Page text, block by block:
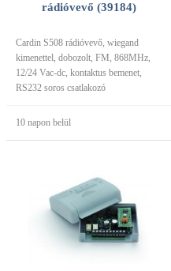
rádióvevő (39184)
Cardin S508 rádióvevő, wiegand
kimenettel, dobozolt, FM, 868MHz,
12/24 Vac-dc, kontaktus bemenet,
RS232 soros csatlakozó
10 napon belül